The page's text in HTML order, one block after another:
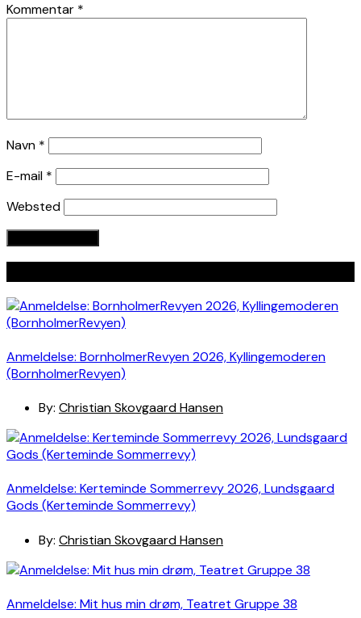
Kommentar *
Navn *
E-mail *
Websted
Anmeldelse: BornholmerRevyen 2026, Kyllingemoderen
(BornholmerRevyen)
By: Christian Skovgaard Hansen
Anmeldelse: Kerteminde Sommerrevy 2026, Lundsgaard
Gods (Kerteminde Sommerrevy)
By: Christian Skovgaard Hansen
Anmeldelse: Mit hus min drøm, Teatret Gruppe 38